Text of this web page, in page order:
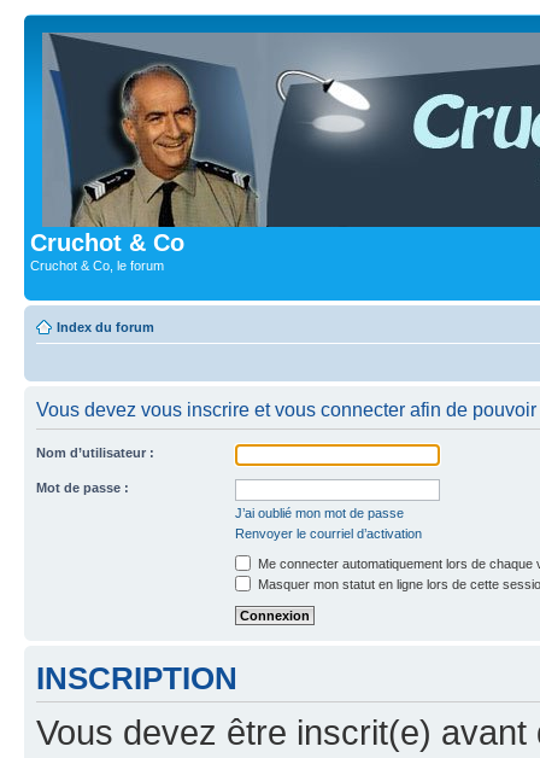
Cruchot & Co
Cruchot & Co, le forum
Index du forum
Vous devez vous inscrire et vous connecter afin de
Nom d’utilisateur :
Mot de passe :
J’ai oublié mon mot de passe
Renvoyer le courriel d’activation
Me connecter automatiquement lors de chaque
Masquer mon statut en ligne lors de cette
INSCRIPTION
Vous devez être inscrit(e) avant